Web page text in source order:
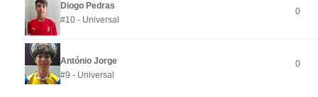
Diogo Pedras
#10 - Universal
0
António Jorge
#9 - Universal
0